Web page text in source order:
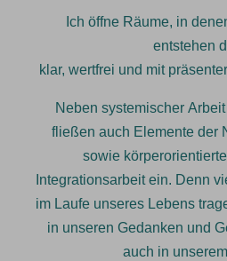
Ich öffne Räume, in
entstehen
klar, wertfrei und mit
Neben systemischer
fließen auch Elemente der
sowie
Integrationsarbeit ein. Denn
im Laufe unseres Lebens
in unseren Gedanken und
auch in